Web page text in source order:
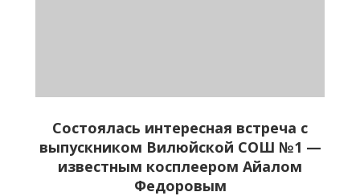
Состоялась интересная встреча с
выпускником Вилюйской СОШ №1 —
известным косплеером Айалом
Федоровым